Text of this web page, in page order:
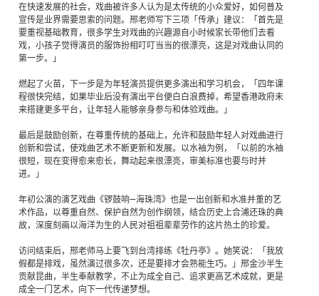
在快速发展的社会，戏曲被许多人认为是太传统的小众爱好，如何普及
宣传是业界需要思索的问题。邢老师写下三项「传承」建议：「首先是
要重视基础教育，很多学生对戏曲的兴趣源自小时候家长带他们去看
戏，小孩子觉得演员的服饰扮相叮叮当当的很漂亮，这是对戏曲认同的
第一步。」
燃起了火苗，下一步是为年轻演员提供更多演出和学习机会，「四年课
程很快完结，如果毕业后没有演出平台便白白浪费掉，希望香港政府未
来搭建更多平台，让年轻人能够亲身参与和体验戏曲。」
最后是鼓励创新，在尊重传统的基础上，允许和鼓励年轻人对戏曲进行
创新和尝试，使戏曲艺术不断更新和发展。以水袖为例，「以前的水袖
很短，现在变得愈来愈长，舞动起来很漂亮，审美标准也要与时并
进。」
年初公演的演艺戏曲《锣鼓响—海珠湾》也是一出创新和水准并重的艺
术作品，以尊重自然、保护自然为创作纲领，结合历史上合浦还珠的典
故，深度刻画以海洋为生的人民对祖祖辈辈劳作的这片热土的珍爱。
访问结束后，邢老师马上要飞到台湾排练《牡丹亭》。她笑说：「我放
假都是排戏，虽然演过很多次，还是要排才会熟能生巧。」邢金沙半生
贡献昆曲，半生奉献教学，不止为成全自己、追求更高艺术成就，更是
成全一门艺术，向下一代传递梦想。